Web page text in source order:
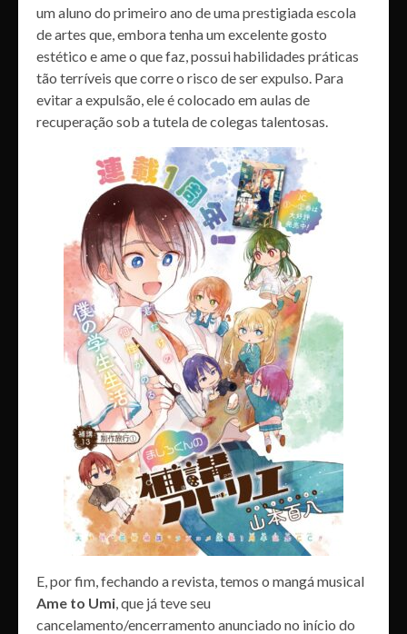
um aluno do primeiro ano de uma prestigiada escola
de artes que, embora tenha um excelente gosto
estético e ame o que faz, possui habilidades práticas
tão terríveis que corre o risco de ser expulso. Para
evitar a expulsão, ele é colocado em aulas de
recuperação sob a tutela de colegas talentosas.
E, por fim, fechando a revista, temos o mangá musical
Ame to Umi , que já teve seu
cancelamento/encerramento anunciado no início do